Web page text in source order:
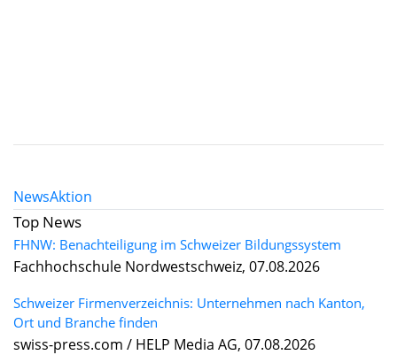
NewsAktion
Top News
FHNW: Benachteiligung im Schweizer Bildungssystem
Fachhochschule Nordwestschweiz, 07.08.2026
Schweizer Firmenverzeichnis: Unternehmen nach Kanton,
Ort und Branche finden
swiss-press.com / HELP Media AG, 07.08.2026